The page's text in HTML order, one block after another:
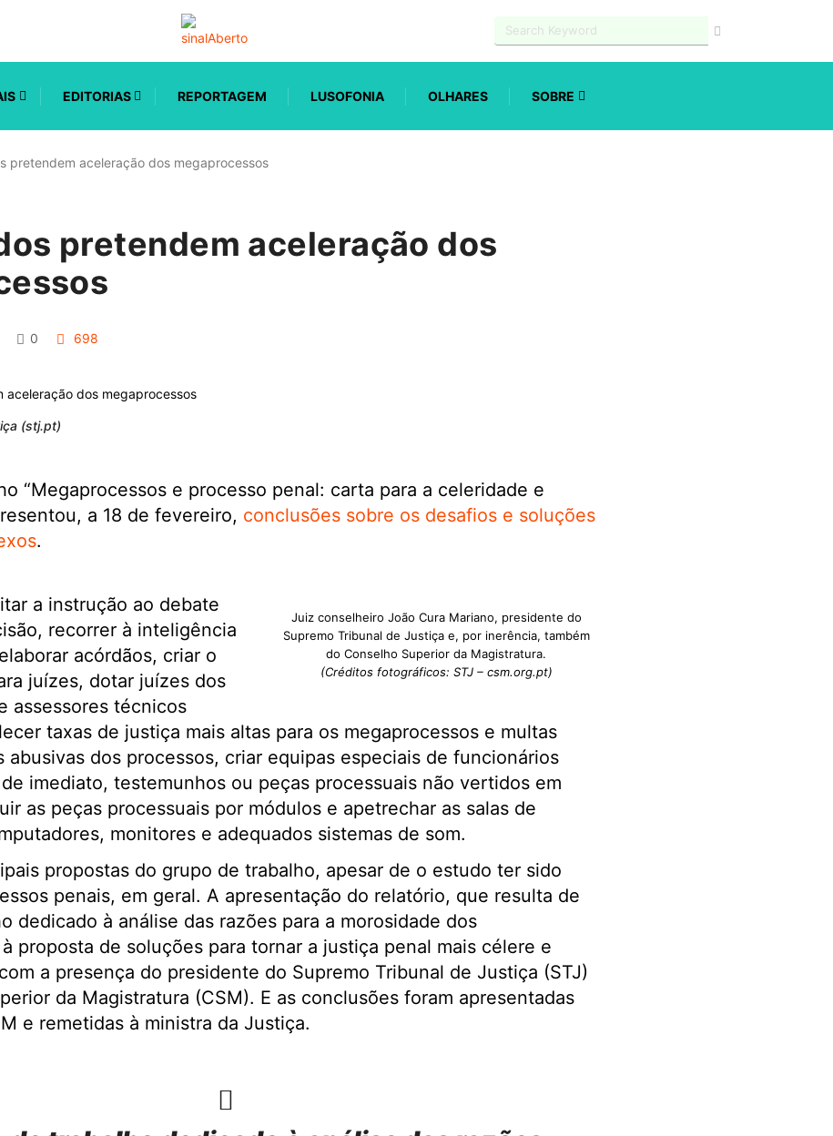
EDITORIAS REPORTAGEM LUSOFONIA OLHARES SOBRE
pretendem aceleração dos megaprocessos
pretendem aceleração dos
0 698
(stj.pt)
“Megaprocessos e processo penal: carta para a celeridade e
a 18 de fevereiro, conclusões sobre os desafios e soluções
.
Juiz conselheiro João Cura Mariano, presidente do
Supremo Tribunal de Justiça e, por inerência, também
do Conselho Superior da Magistratura.
(Créditos fotográficos: STJ – csm.org.pt)
a instrução ao debate
recorrer à inteligência
acórdãos, criar o
juízes, dotar juízes dos
assessores técnicos
taxas de justiça mais altas para os megaprocessos e multas
abusivas dos processos, criar equipas especiais de funcionários
imediato, testemunhos ou peças processuais não vertidos em
as peças processuais por módulos e apetrechar as salas de
monitores e adequados sistemas de som.
propostas do grupo de trabalho, apesar de o estudo ter sido
penais, em geral. A apresentação do relatório, que resulta de
dedicado à análise das razões para a morosidade dos
proposta de soluções para tornar a justiça penal mais célere e
a presença do presidente do Supremo Tribunal de Justiça (STJ)
da Magistratura (CSM). E as conclusões foram apresentadas
e remetidas à ministra da Justiça.